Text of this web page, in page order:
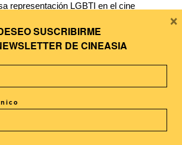
representación LGBTI en el cine
alguno, tenéis a vuestra disposición el
para ello. En cualquier caso,
Será una buena señal si
SUSCRIBIRME
DE CINEASIA
×